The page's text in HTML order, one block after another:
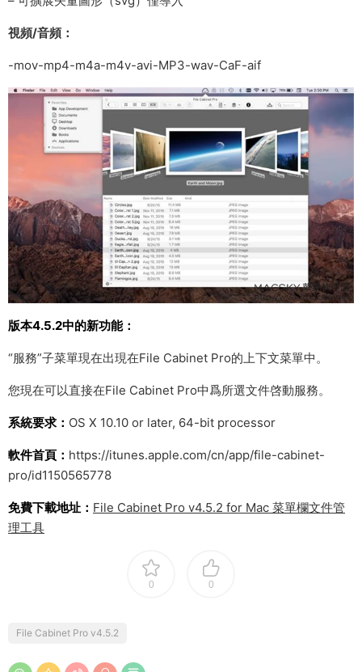
視頻/音頻：
-mov-mp4-m4a-m4v-avi-MP3-wav-CaF-aif
版本4.5.2中的新功能：
“服務”子菜單現在出現在File Cabinet Pro的上下文菜單中。
您現在可以直接在File Cabinet Pro中爲所選文件啓動服務。
系統要求： OS X 10.10 or later, 64-bit processor
軟件首頁： https://itunes.apple.com/cn/app/file-cabinet-
pro/id1150565778
免費下載地址： File Cabinet Pro v4.5.2 for Mac 菜單欄文件管
理工具
0 0
File Cabinet Pro v4.5.2